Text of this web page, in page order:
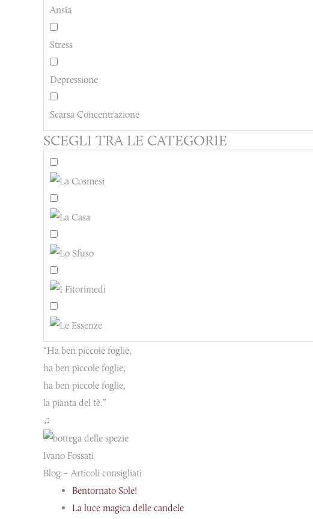
Ansia
Stress
Depressione
Scarsa Concentrazione
SCEGLI TRA LE CATEGORIE
“Ha ben piccole foglie,
ha ben piccole foglie,
ha ben piccole foglie,
la pianta del tè.”
♫
Ivano Fossati
Blog – Articoli consigliati
Bentornato Sole!
La luce magica delle candele